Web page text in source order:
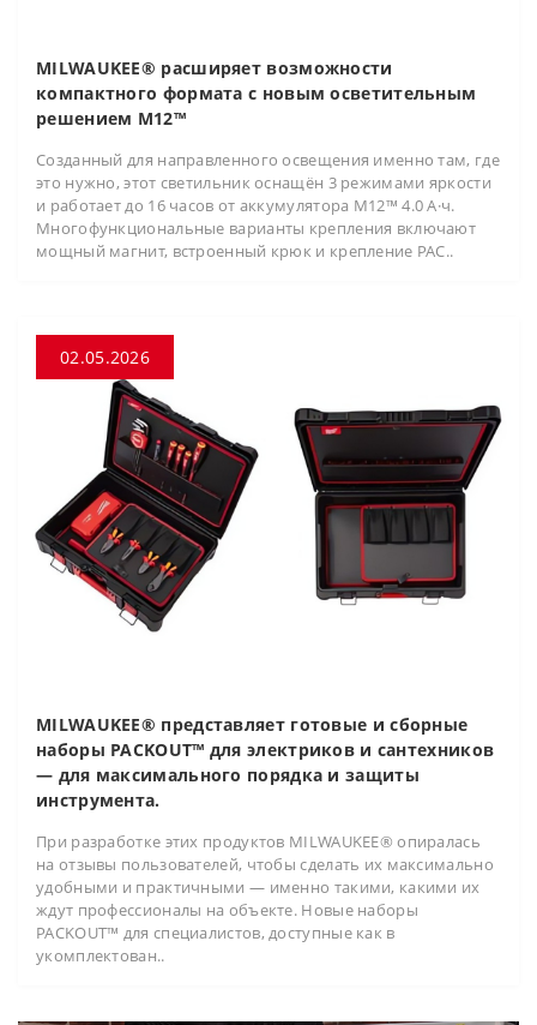
MILWAUKEE® расширяет возможности
компактного формата с новым осветительным
решением M12™
Созданный для направленного освещения именно там, где
это нужно, этот светильник оснащён 3 режимами яркости
и работает до 16 часов от аккумулятора M12™ 4.0 А·ч.
Многофункциональные варианты крепления включают
мощный магнит, встроенный крюк и крепление PAC..
02.05.2026
MILWAUKEE® представляет готовые и сборные
наборы PACKOUT™ для электриков и сантехников
— для максимального порядка и защиты
инструмента.
При разработке этих продуктов MILWAUKEE® опиралась
на отзывы пользователей, чтобы сделать их максимально
удобными и практичными — именно такими, какими их
ждут профессионалы на объекте. Новые наборы
PACKOUT™ для специалистов, доступные как в
укомплектован..